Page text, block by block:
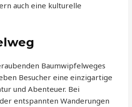
auch eine kulturelle
Baumwipfelweges
Besucher eine einzigartige
und Abenteuer. Bei
entspannten Wanderungen